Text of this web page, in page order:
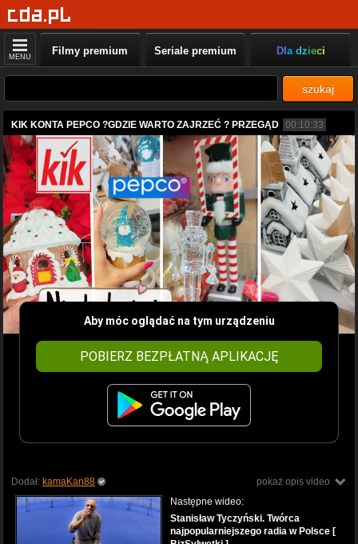
MENU Filmy premium Seriale premium Dla dzieci
szukaj
KIK KONTA PEPCO ?GDZIE WARTO ZAJRZEĆ ? PRZEGĄD 00:10:33
Aby móc oglądać na tym urządzeniu
POBIERZ BEZPŁATNĄ APLIKACJĘ
pokaż opis video
Dodał: kamaKan88
Następne wideo:
Stanisław Tyczyński. Twórca
najpopularniejszego radia w Polsce [